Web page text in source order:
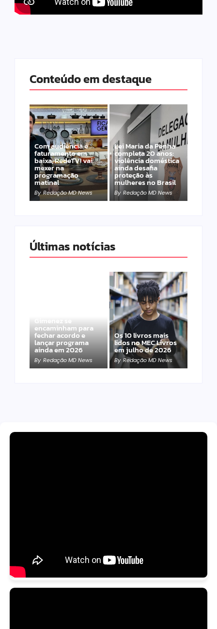
Conteúdo em destaque
Com audiência e
faturamento em
baixa, RedeTV! vai
mexer na
programação
matinal
By Redação MD News
Lei Maria da Penha
completa 20 anos:
violência doméstica
ainda desafia
proteção às
mulheres no Brasil
By Redação MD News
Últimas notícias
Gimenez se
encaminham para
fechar acordo e
lançar programa
ainda em 2026
By Redação MD News
Os 10 livros mais
lidos no MEC Livros
em julho de 2026
By Redação MD News